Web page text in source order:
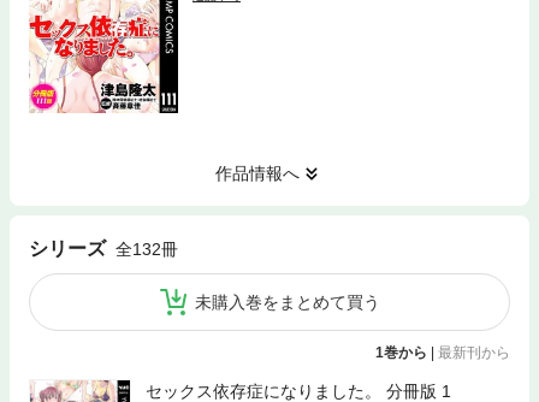
作品情報へ
シリーズ 全132冊
未購入巻をまとめて買う
1巻から | 最新刊から
セックス依存症になりました。 分冊版 1